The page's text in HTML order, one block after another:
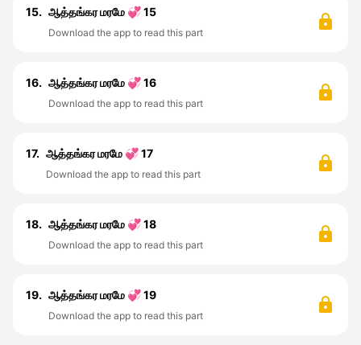
15. ஆத்தங்கர மரமே 💞 15
Download the app to read this part
16. ஆத்தங்கர மரமே 💞 16
Download the app to read this part
17. ஆத்தங்கர மரமே 💞 17
Download the app to read this part
18. ஆத்தங்கர மரமே 💞 18
Download the app to read this part
19. ஆத்தங்கர மரமே 💞 19
Download the app to read this part